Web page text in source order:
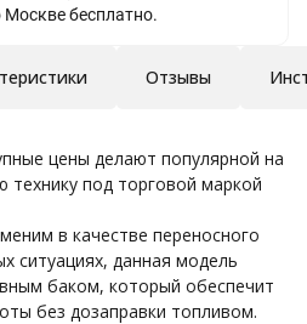
бесплатно.
Отзывы
цены делают популярной на
технику под торговой маркой
в качестве переносного
ситуациях, данная модель
баком, который обеспечит
без дозаправки топливом.